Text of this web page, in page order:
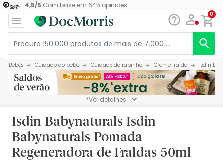
4,5/5 Com base em 645 opiniões
0
Bebés Cuidado do bebé Cuidado do rabinho Creme fralda Isdin
*Ver detalhes
Isdin Babynaturals Isdin
Babynaturals Pomada
Regeneradora de Fraldas 50ml